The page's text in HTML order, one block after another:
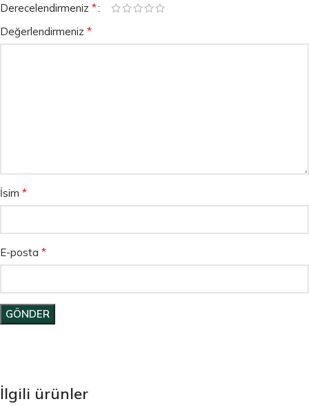
Derecelendirmeniz *
Değerlendirmeniz *
İsim *
E-posta *
İlgili ürünler